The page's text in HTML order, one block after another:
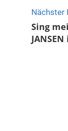
Nächster
Sing